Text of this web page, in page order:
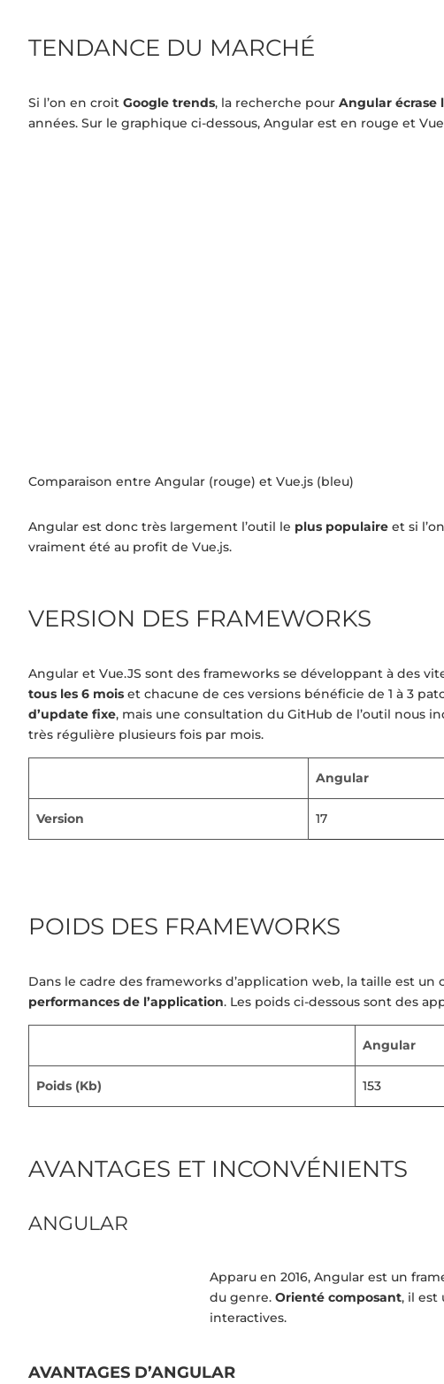
TENDANCE DU MARCHÉ
Si l’on en croit Google trends, la recherche pour Angular écrase
années. Sur le graphique ci-dessous, Angular est en rouge et
Comparaison entre Angular (rouge) et Vue.js (bleu)
Angular est donc très largement l’outil le plus populaire et si
vraiment été au profit de Vue.js.
VERSION DES FRAMEWORKS
Angular et Vue.JS sont des frameworks se développant à des
tous les 6 mois et chacune de ces versions bénéficie de 1 à 3
d’update fixe, mais une consultation du GitHub de l’outil nous
très régulière plusieurs fois par mois.
Angular
Version 17
POIDS DES FRAMEWORKS
Dans le cadre des frameworks d’application web, la taille est
performances de l’application. Les poids ci-dessous sont des
Angular
Poids (Kb) 153
AVANTAGES ET INCONVÉNIENTS
ANGULAR
Apparu en 2016, Angular est un
du genre.Orienté composant, il est
interactives.
AVANTAGES D’ANGULAR